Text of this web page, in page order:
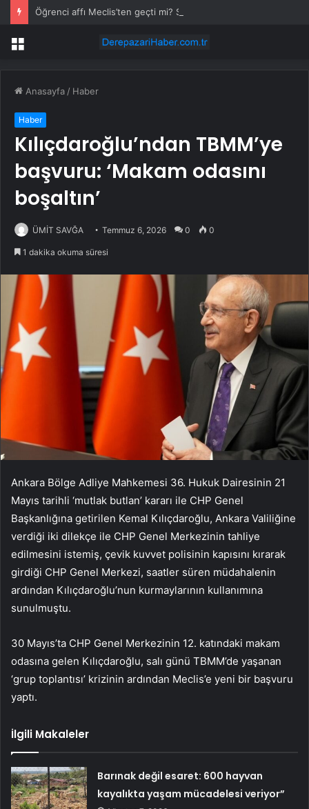
Menü
Anasayfa / Haber
Haber
Kılıçdaroğlu’ndan TBMM’ye
başvuru: ‘Makam odasını
boşaltın’
ÜMİT SAVĞA Temmuz 6, 2026 0 0
1 dakika okuma süresi
Ankara Bölge Adliye Mahkemesi 36. Hukuk Dairesinin 21
Mayıs tarihli ‘mutlak butlan’ kararı ile CHP Genel
Başkanlığına getirilen Kemal Kılıçdaroğlu, Ankara Valiliğine
verdiği iki dilekçe ile CHP Genel Merkezinin tahliye
edilmesini istemiş, çevik kuvvet polisinin kapısını kırarak
girdiği CHP Genel Merkezi, saatler süren müdahalenin
ardından Kılıçdaroğlu’nun kurmaylarının kullanımına
sunulmuştu.
30 Mayıs’ta CHP Genel Merkezinin 12. katındaki makam
odasına gelen Kılıçdaroğlu, salı günü TBMM’de yaşanan
‘grup toplantısı’ krizinin ardından Meclis’e yeni bir başvuru
yaptı.
İlgili Makaleler
Barınak değil esaret: 600 hayvan
kayalıkta yaşam mücadelesi veriyor”